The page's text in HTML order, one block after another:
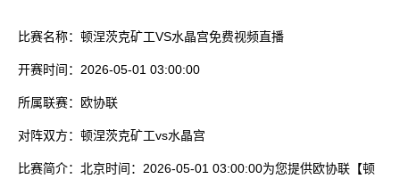
比赛名称： 顿涅茨克矿工VS水晶宫免费视频直播
开赛时间： 2026-05-01 03:00:00
所属联赛： 欧协联
对阵双方： 顿涅茨克矿工vs水晶宫
比赛简介： 北京时间：2026-05-01 03:00:00为您提供欧协联【顿